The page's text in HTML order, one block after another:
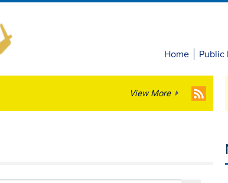
Home Public
View More